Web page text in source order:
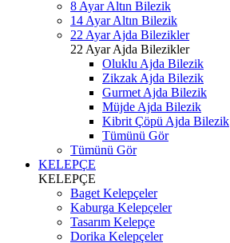
8 Ayar Altın Bilezik
14 Ayar Altın Bilezik
22 Ayar Ajda Bilezikler
22 Ayar Ajda Bilezikler
Oluklu Ajda Bilezik
Zikzak Ajda Bilezik
Gurmet Ajda Bilezik
Müjde Ajda Bilezik
Kibrit Çöpü Ajda Bilezik
Tümünü Gör
Tümünü Gör
KELEPÇE
KELEPÇE
Baget Kelepçeler
Kaburga Kelepçeler
Tasarım Kelepçe
Dorika Kelepçeler